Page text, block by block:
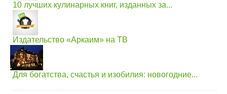
10 лучших кулинарных книг, изданных за...
Издательство «Аркаим» на ТВ
Для богатства, счастья и изобилия: новогодние...